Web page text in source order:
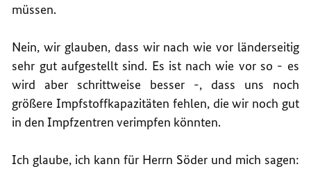
müssen.
Nein, wir glauben, dass wir nach wie vor länderseitig
sehr gut aufgestellt sind. Es ist nach wie vor so - es
wird aber schrittweise besser -, dass uns noch
größere Impfstoffkapazitäten fehlen, die wir noch gut
in den Impfzentren verimpfen könnten.
Ich glaube, ich kann für Herrn Söder und mich sagen: